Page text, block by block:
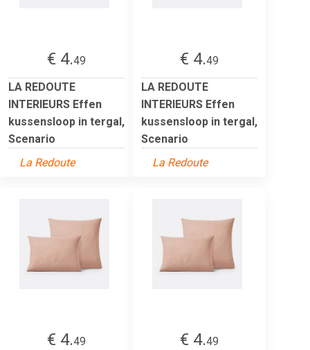
€ 4.49
LA REDOUTE
INTERIEURS Effen
kussensloop in tergal,
Scenario
La Redoute
€ 4.49
LA REDOUTE
INTERIEURS Effen
kussensloop in tergal,
Scenario
La Redoute
€ 4.49
€ 4.49